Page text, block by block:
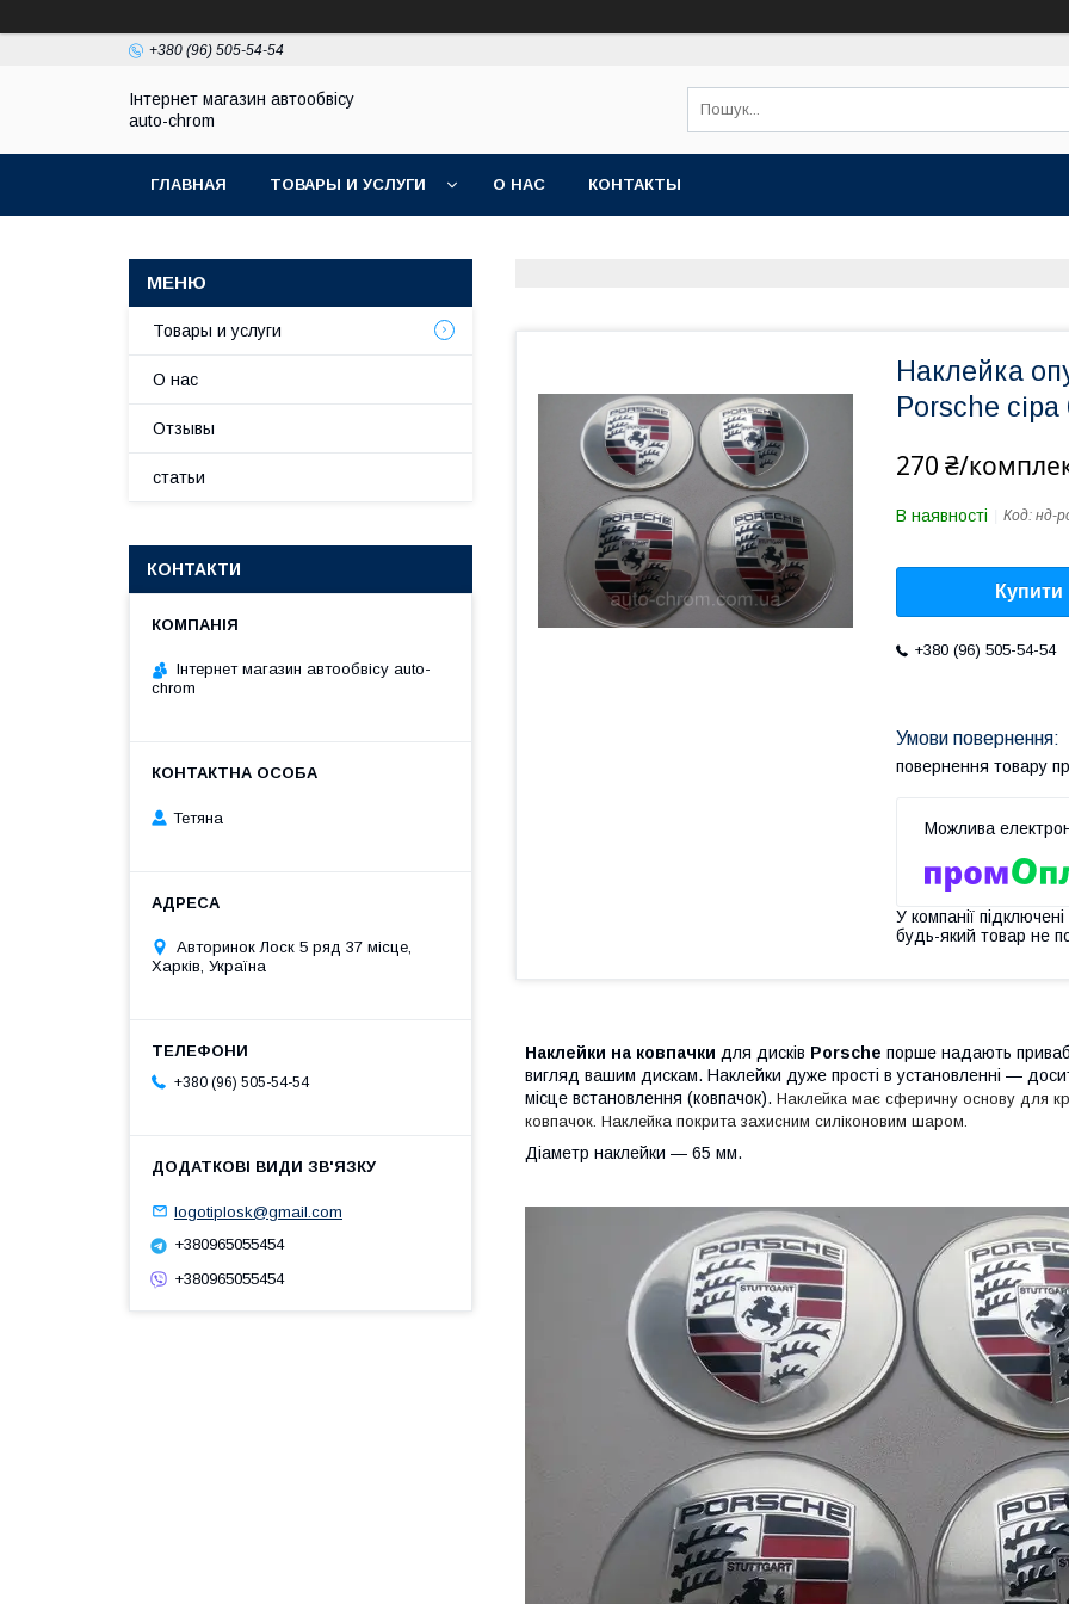
+380 (96) 505-54-54
Інтернет магазин автообвісу
auto-chrom
ГЛАВНАЯ ТОВАРЫ И УСЛУГИ О НАС КОНТАКТЫ
Наклейка
Porsche
270 ₴/
В наявності Код: нд-
Купити
+380 (96) 505-54-54
повернення товару
У компанії
будь-який товар не
Наклейки на ковпачки для дисків Porsche порше надають
вигляд вашим дискам. Наклейки дуже прості в установленні —
місце встановлення (ковпачок). Наклейка має сферичну основу для
ковпачок. Наклейка покрита захисним силіконовим шаром.
Діаметр наклейки — 65 мм.
Товары и услуги
О нас
Отзывы
статьи
КОНТАКТИ
Інтернет магазин автообвісу auto-
chrom
Тетяна
Авторинок Лоск 5 ряд 37 місце,
Харків, Україна
+380 (96) 505-54-54
logotiplosk@gmail.com
+380965055454
+380965055454